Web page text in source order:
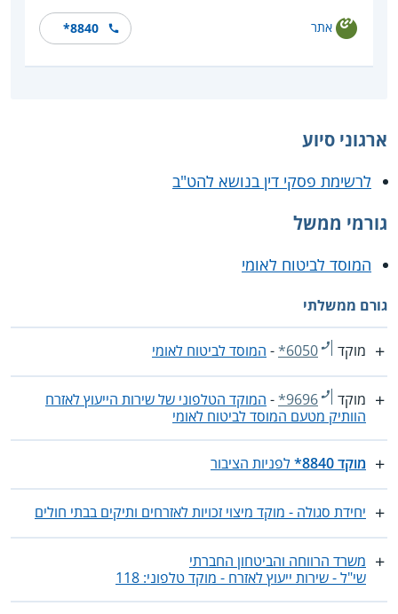
אתר *8840
ארגוני סיוע
לרשימת פסקי דין בנושא להט"ב
גורמי ממשל
המוסד לביטוח לאומי
גורם ממשלתי
מוקד *6050
- המוסד לביטוח לאומי
מוקד *9696
- המוקד הטלפוני של שירות הייעוץ לאזרח
הוותיק מטעם המוסד לביטוח לאומי
מוקד 8840* לפניות הציבור
יחידת סגולה - מוקד מיצוי זכויות לאזרחים ותיקים בבתי חולים
משרד הרווחה והביטחון החברתי
שי"ל - שירות ייעוץ לאזרח - מוקד טלפוני: 118